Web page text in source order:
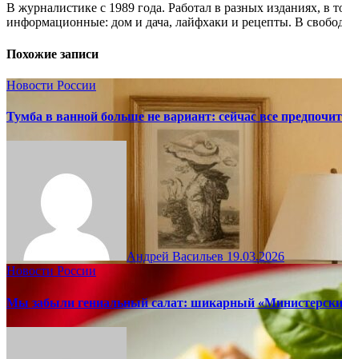
В журналистике с 1989 года. Работал в разных изданиях, в
информационные: дом и дача, лайфхаки и рецепты. В
Похожие записи
Новости России
Тумба в ванной больше не вариант: сейчас все
Андрей Васильев 19.03.2026
Новости России
Мы забыли гениальный салат: шикарный